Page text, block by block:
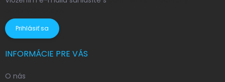
Prihlásiť sa
INFORMÁCIE PRE VÁS
O nás